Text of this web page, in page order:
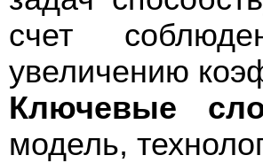
счет
увеличению
Ключевые
модель,